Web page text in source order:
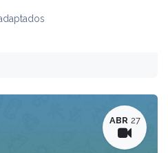
ABR 27